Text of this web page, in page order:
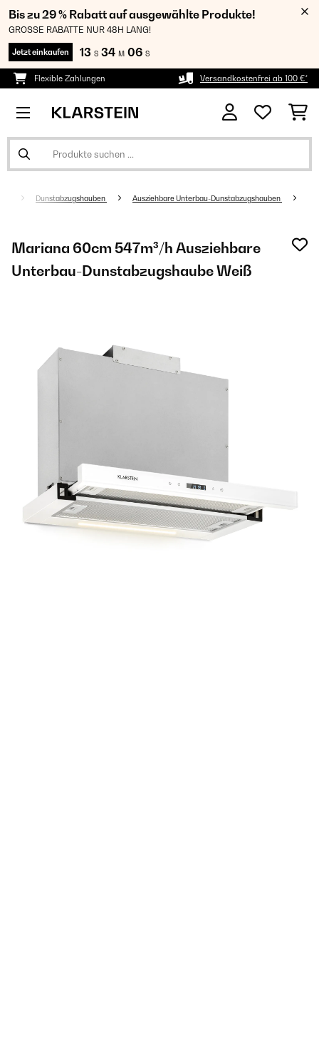
Bis zu 29 % Rabatt auf ausgewählte Produkte!
GROSSE RABATTE NUR 48H LANG!
Jetzt einkaufen 13 S 34 M 05 S
Flexible Zahlungen Versandkostenfrei ab 100 €*
Dunstabzugshauben Ausziehbare Unterbau-Dunstabzugshauben
Mariana 60cm 547m³/h Ausziehbare
Unterbau-Dunstabzugshaube Weiß